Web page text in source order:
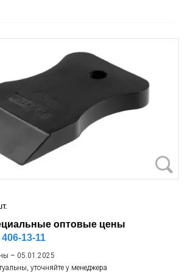
оптовые цены
13-11
– 05.01.2025
уточняйте у менеджера